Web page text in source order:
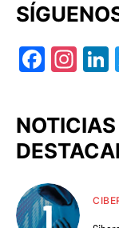
NOTICIAS